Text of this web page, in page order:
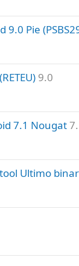
Pie
9.0
7.1 Nougat
Ultimo